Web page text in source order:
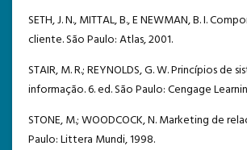
SETH, J. N., MITTAL, B., E NEWMAN, B. I.
cliente. São Paulo: Atlas, 2001.
STAIR, M. R.; REYNOLDS, G. W. Princípios de
informação. 6. ed. São Paulo: Cengage
STONE, M.; WOODCOCK, N. Marketing de
Paulo: Littera Mundi, 1998.